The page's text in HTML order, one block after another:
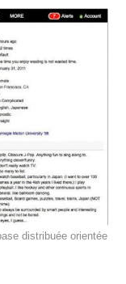
distribuée orientée